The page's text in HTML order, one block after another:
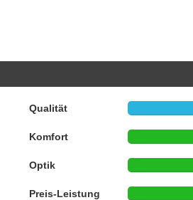
Qualität
Komfort
Optik
Preis-Leistung